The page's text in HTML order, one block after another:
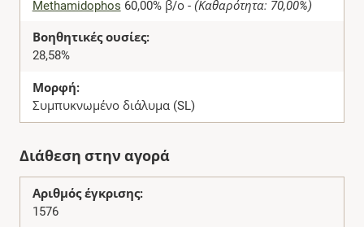
Methamidophos 60,00% β/ο - (Καθαρότητα: 70,00%)
Βοηθητικές ουσίες:
28,58%
Μορφή:
Συμπυκνωμένο διάλυμα (SL)
Διάθεση στην αγορά
Αριθμός έγκρισης:
1576